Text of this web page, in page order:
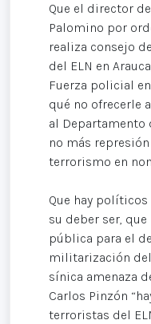
Que el director
Palomino por
realiza consejo
del ELN en
Fuerza policial
qué no ofrecerle
al Departamento
no más
terrorismo en
Que hay
su deber ser,
pública para el
militarización
sínica amenaza
Carlos Pinzón
terroristas del